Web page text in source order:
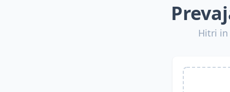
Hitri in